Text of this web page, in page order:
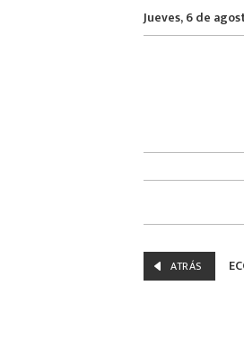
Jueves, 6 de
ATRÁS